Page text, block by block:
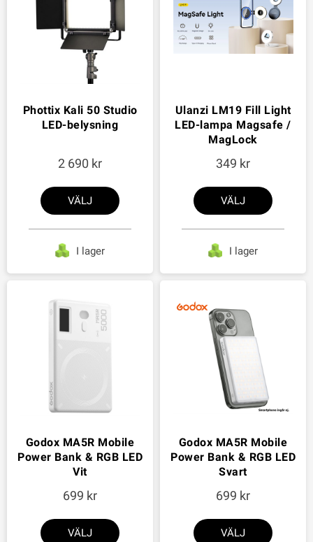
Phottix Kali 50 Studio
LED-belysning
2 690
VÄLJ
I lager
Ulanzi LM19 Fill Light
LED-lampa Magsafe /
MagLock
349
VÄLJ
I lager
Godox MA5R Mobile
Power Bank & RGB LED
Vit
699
VÄLJ
Godox MA5R Mobile
Power Bank & RGB LED
Svart
699
VÄLJ